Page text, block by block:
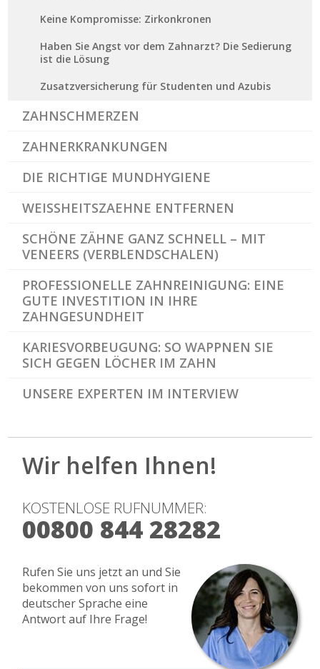
Keine Kompromisse: Zirkonkronen
Haben Sie Angst vor dem Zahnarzt? Die Sedierung
ist die Lösung
Zusatzversicherung für Studenten und Azubis
ZAHNSCHMERZEN
ZAHNERKRANKUNGEN
DIE RICHTIGE MUNDHYGIENE
WEISSHEITSZAEHNE ENTFERNEN
SCHÖNE ZÄHNE GANZ SCHNELL – MIT
VENEERS (VERBLENDSCHALEN)
PROFESSIONELLE ZAHNREINIGUNG: EINE
GUTE INVESTITION IN IHRE
ZAHNGESUNDHEIT
KARIESVORBEUGUNG: SO WAPPNEN SIE
SICH GEGEN LÖCHER IM ZAHN
UNSERE EXPERTEN IM INTERVIEW
Wir helfen Ihnen!
KOSTENLOSE RUFNUMMER:
00800 844 28282
Rufen Sie uns jetzt an und Sie
bekommen von uns sofort in
deutscher Sprache eine
Antwort auf Ihre Frage!